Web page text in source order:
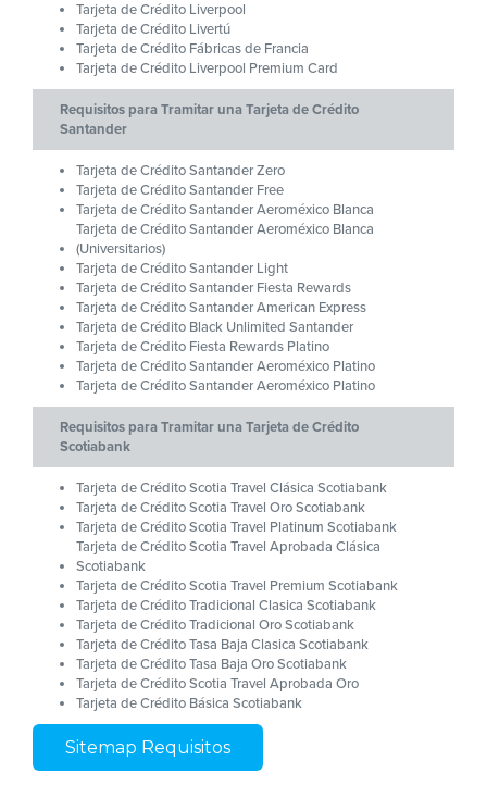
Tarjeta de Crédito Liverpool
Tarjeta de Crédito Livertú
Tarjeta de Crédito Fábricas de Francia
Tarjeta de Crédito Liverpool Premium Card
Requisitos para Tramitar una Tarjeta de Crédito
Santander
Tarjeta de Crédito Santander Zero
Tarjeta de Crédito Santander Free
Tarjeta de Crédito Santander Aeroméxico Blanca
Tarjeta de Crédito Santander Aeroméxico Blanca
(Universitarios)
Tarjeta de Crédito Santander Light
Tarjeta de Crédito Santander Fiesta Rewards
Tarjeta de Crédito Santander American Express
Tarjeta de Crédito Black Unlimited Santander
Tarjeta de Crédito Fiesta Rewards Platino
Tarjeta de Crédito Santander Aeroméxico Platino
Tarjeta de Crédito Santander Aeroméxico Platino
Requisitos para Tramitar una Tarjeta de Crédito
Scotiabank
Tarjeta de Crédito Scotia Travel Clásica Scotiabank
Tarjeta de Crédito Scotia Travel Oro Scotiabank
Tarjeta de Crédito Scotia Travel Platinum Scotiabank
Tarjeta de Crédito Scotia Travel Aprobada Clásica
Scotiabank
Tarjeta de Crédito Scotia Travel Premium Scotiabank
Tarjeta de Crédito Tradicional Clasica Scotiabank
Tarjeta de Crédito Tradicional Oro Scotiabank
Tarjeta de Crédito Tasa Baja Clasica Scotiabank
Tarjeta de Crédito Tasa Baja Oro Scotiabank
Tarjeta de Crédito Scotia Travel Aprobada Oro
Tarjeta de Crédito Básica Scotiabank
Sitemap Requisitos